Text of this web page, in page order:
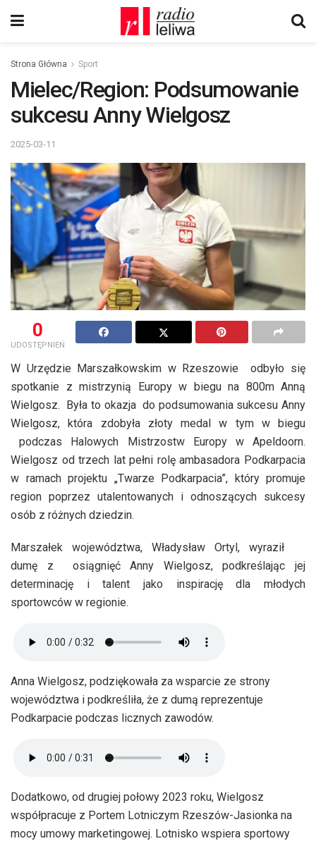
Strona Główna Sport
Mielec/Region: Podsumowanie
sukcesu Anny Wielgosz
2025-03-11
0
UDOSTĘPNIEŃ
W Urzędzie Marszałkowskim w Rzeszowie odbyło się
spotkanie z mistrzynią Europy w biegu na 800m Anną
Wielgosz. Była to okazja do podsumowania sukcesu Anny
Wielgosz, która zdobyła złoty medal w tym w biegu
podczas Halowych Mistrzostw Europy w Apeldoorn.
Wielgosz od trzech lat pełni rolę ambasadora Podkarpacia
w ramach projektu „Twarze Podkarpacia”, który promuje
region poprzez utalentowanych i odnoszących sukcesy
osób z różnych dziedzin.
Marszałek województwa, Władysław Ortyl, wyraził
dumę z osiągnięć Anny Wielgosz, podkreślając jej
determinację i talent jako inspirację dla młodych
sportowców w regionie.
Anna Wielgosz, podziękowała za wsparcie ze strony
województwa i podkreśliła, że z dumą reprezentuje
Podkarpacie podczas licznych zawodów.
Dodatkowo, od drugiej połowy 2023 roku, Wielgosz
współpracuje z Portem Lotniczym Rzeszów-Jasionka na
mocy umowy marketingowej. Lotnisko wspiera sportowy